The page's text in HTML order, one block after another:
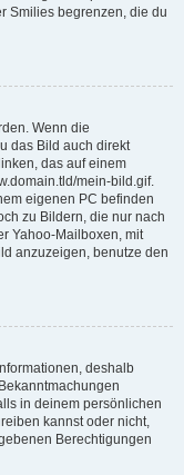
Smilies begrenzen, die du
Wenn die
das Bild auch direkt
das auf einem
mein-bild.gif.
eigenen PC befinden
zu Bildern, die nur nach
Yahoo-Mailboxen, mit
anzuzeigen, benutze den
deshalb
in deinem persönlichen
kannst oder nicht,
Berechtigungen